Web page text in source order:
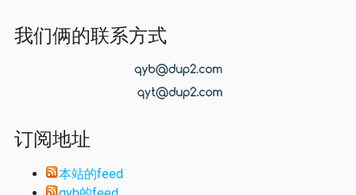
我们俩的联系方式
订阅地址
本站的feed